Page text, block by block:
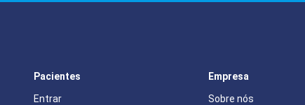
Pacientes
Entrar
Empresa
Sobre nós